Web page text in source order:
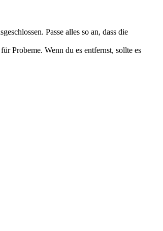
Passe alles so an, dass die
Probeme. Wenn du es entfernst, sollte es